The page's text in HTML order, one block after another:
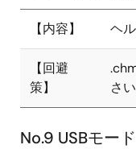
【内容】 ヘ
【回避
策】
さい
No.9 USBモード